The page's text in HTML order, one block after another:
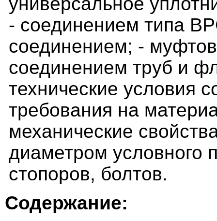
- соединением типа
соединением; -
соединением труб и
технические условия
требования на
механические
диаметром условного
стопоров, болтов.
Содержание: